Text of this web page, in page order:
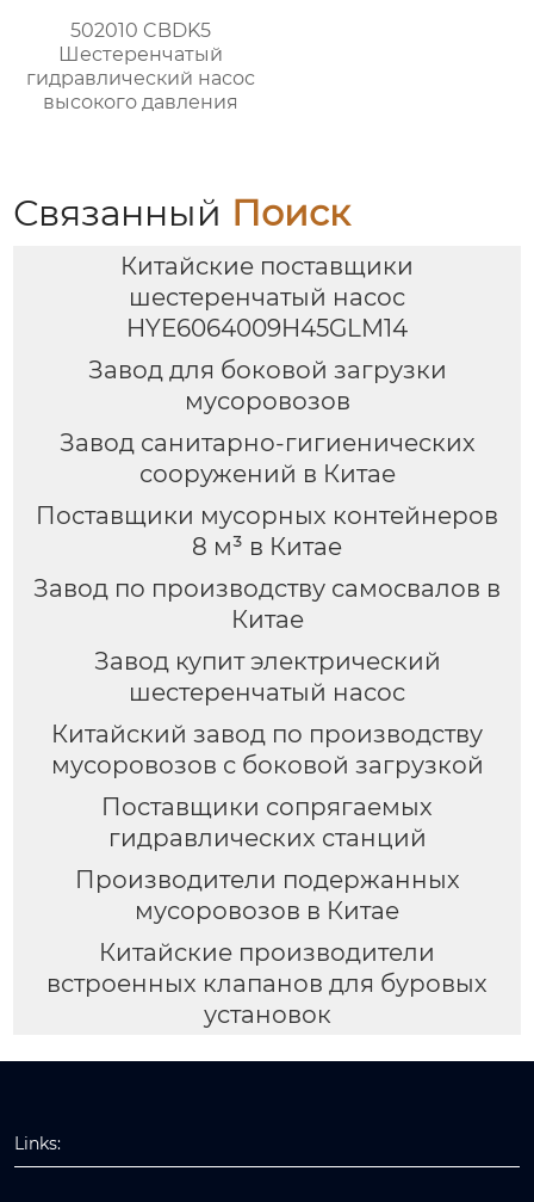
502010 CBDK5
Шестеренчатый
гидравлический насос
высокого давления
Связанный Поиск
Китайские поставщики
шестеренчатый насос
HYE6064009H45GLM14
Завод для боковой загрузки
мусоровозов
Завод санитарно-гигиенических
сооружений в Китае
Поставщики мусорных контейнеров
8 м³ в Китае
Завод по производству самосвалов в
Китае
Завод купит электрический
шестеренчатый насос
Китайский завод по производству
мусоровозов с боковой загрузкой
Поставщики сопрягаемых
гидравлических станций
Производители подержанных
мусоровозов в Китае
Китайские производители
встроенных клапанов для буровых
установок
Links: